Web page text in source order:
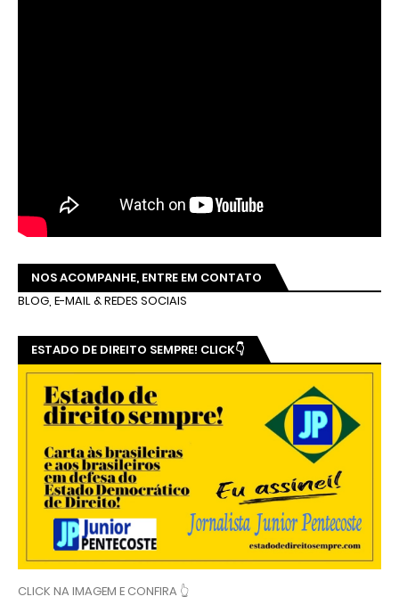
NOS ACOMPANHE, ENTRE EM CONTATO
BLOG, E-MAIL & REDES SOCIAIS
ESTADO DE DIREITO SEMPRE! CLICK👇
CLICK NA IMAGEM E CONFIRA 👆